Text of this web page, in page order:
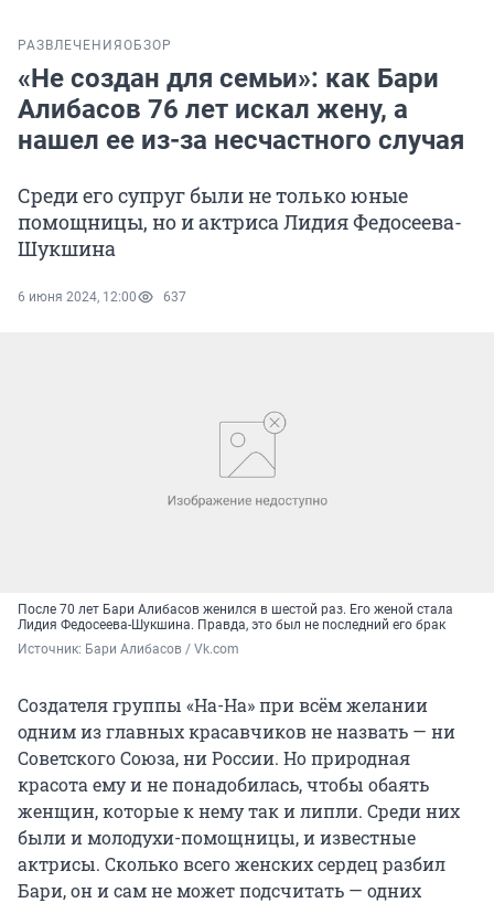
РАЗВЛЕЧЕНИЯ ОБЗОР
«Не создан для семьи»: как Бари
Алибасов 76 лет искал жену, а
нашел ее из-за несчастного случая
Среди его супруг были не только юные
помощницы, но и актриса Лидия Федосеева-
Шукшина
6 июня 2024, 12:00 637
После 70 лет Бари Алибасов женился в шестой раз. Его женой стала
Лидия Федосеева-Шукшина. Правда, это был не последний его брак
Источник: Бари Алибасов / Vk.com
Создателя группы «На-На» при всём желании
одним из главных красавчиков не назвать — ни
Советского Союза, ни России. Но природная
красота ему и не понадобилась, чтобы обаять
женщин, которые к нему так и липли. Среди них
были и молодухи-помощницы, и известные
актрисы. Сколько всего женских сердец разбил
Бари, он и сам не может подсчитать — одних